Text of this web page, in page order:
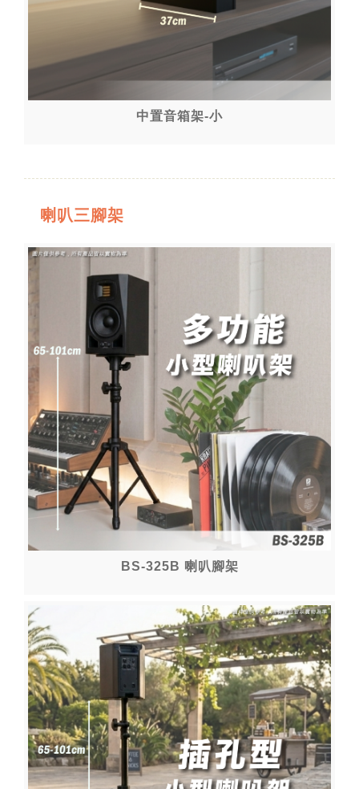
中置音箱架-小
喇叭三腳架
BS-325B 喇叭腳架